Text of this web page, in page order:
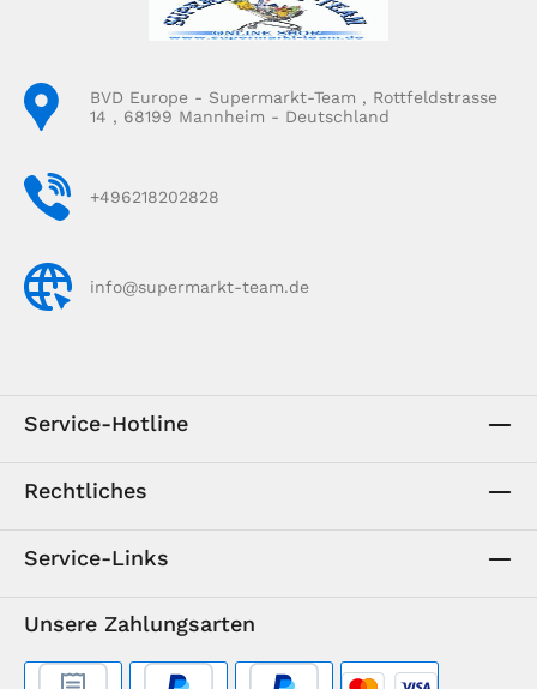
BVD Europe - Supermarkt-Team , Rottfeldstrasse
14 , 68199 Mannheim - Deutschland
+496218202828
info@supermarkt-team.de
Service-Hotline
Rechtliches
Service-Links
Unsere Zahlungsarten